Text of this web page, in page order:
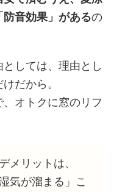
防音効果」があるの
しては、理由とし
だから。
オトクに窓のリフ
メリットは、
気が溜まる」こ